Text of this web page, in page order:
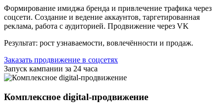
Формирование имиджа бренда и привлечение трафика через
соцсети. Создание и ведение аккаунтов, таргетированная
реклама, работа с аудиторией. Продвижение через VK
Результат: рост узнаваемости, вовлечённости и продаж.
Заказать продвижение в соцсетях
Запуск кампании за 24 часа
Комплексное digital-продвижение